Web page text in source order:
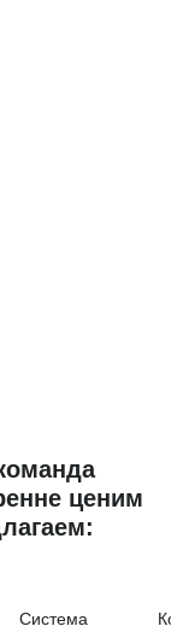
ценим
Система